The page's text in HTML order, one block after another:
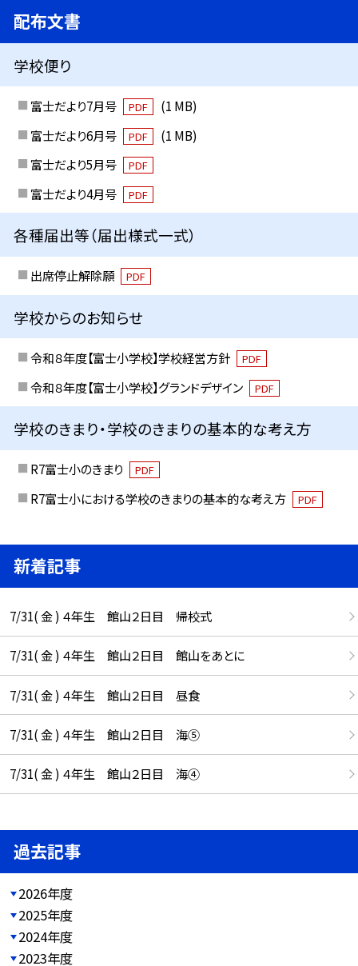
配布文書
学校便り
富士だより7月号 PDF
(1 MB)
富士だより6月号
PDF
(1 MB)
富士だより5月号
PDF
富士だより4月号 PDF
各種届出等（届出様式一式）
出席停止解除願 PDF
学校からのお知らせ
令和８年度【富士小学校】学校経営方針 PDF
令和８年度【富士小学校】グランドデザイン PDF
学校のきまり・学校のきまりの基本的な考え方
R7富士小のきまり PDF
R7富士小における学校のきまりの基本的な考え方 PDF
新着記事
7/31( 金 ) ４年生 館山２日目 帰校式
7/31( 金 ) ４年生 館山２日目 館山をあとに
7/31( 金 ) ４年生 館山２日目 昼食
7/31( 金 ) ４年生 館山２日目 海⑤
7/31( 金 ) ４年生 館山２日目 海④
過去記事
2026年度
2025年度
2024年度
2023年度